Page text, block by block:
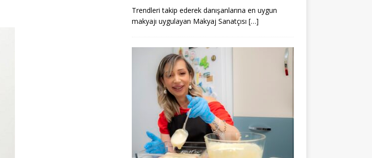
Trendleri takip ederek danışanlarına en uygun
makyajı uygulayan Makyaj Sanatçısı […]